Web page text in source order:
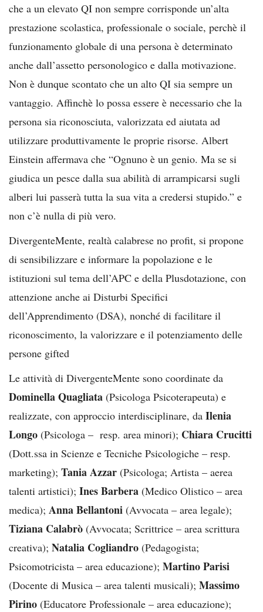
che a un elevato QI non sempre corrisponde un’alta
prestazione scolastica, professionale o sociale, perchè il
funzionamento globale di una persona è determinato
anche dall’assetto personologico e dalla motivazione.
Non è dunque scontato che un alto QI sia sempre un
vantaggio. Affinchè lo possa essere è necessario che la
persona sia riconosciuta, valorizzata ed aiutata ad
utilizzare produttivamente le proprie risorse. Albert
Einstein affermava che “Ognuno è un genio. Ma se si
giudica un pesce dalla sua abilità di arrampicarsi sugli
alberi lui passerà tutta la sua vita a credersi stupido.” e
non c’è nulla di più vero.
DivergenteMente, realtà calabrese no profit, si propone
di sensibilizzare e informare la popolazione e le
istituzioni sul tema dell’APC e della Plusdotazione, con
attenzione anche ai Disturbi Specifici
dell’Apprendimento (DSA), nonché di facilitare il
riconoscimento, la valorizzare e il potenziamento delle
persone gifted
Le attività di DivergenteMente sono coordinate da
Dominella Quagliata (Psicologa Psicoterapeuta) e
realizzate, con approccio interdisciplinare, da Ilenia
Longo (Psicologa – resp. area minori); Chiara Crucitti
(Dott.ssa in Scienze e Tecniche Psicologiche – resp.
marketing); Tania Azzar (Psicologa; Artista – aerea
talenti artistici); Ines Barbera (Medico Olistico – area
medica); Anna Bellantoni (Avvocata – area legale);
Tiziana Calabrò (Avvocata; Scrittrice – area scrittura
creativa); Natalia Cogliandro (Pedagogista;
Psicomotricista – area educazione); Martino Parisi
(Docente di Musica – area talenti musicali); Massimo
Pirino (Educatore Professionale – area educazione);